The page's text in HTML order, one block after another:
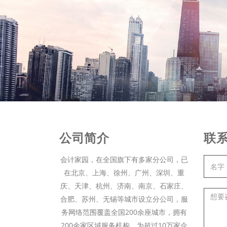
公司简介
会计家园，在全国旗下有多家分公司，已
在北京、上海、徐州、广州、深圳、重
庆、天津、杭州、济南、南京、石家庄、
合肥、苏州、无锡等城市设立分公司，服
务网络范围覆盖全国200余座城市，拥有
联